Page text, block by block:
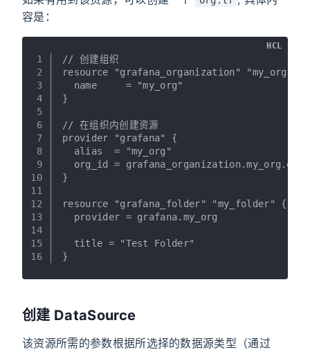
容是：
1
2
3
4
5
6
7
8
9
10
11
12
13
14
15
16
// 创建组织
resource "grafana_organization" "my_org" {
  name     = "my_org"
}
// 在组织内创建资源
provider "grafana" {
  alias  = "my_org"
org_id =
}
resource "grafana_folder" "my_folder" {
  provider = grafana.my_org
  title = "Test Folder"
}
HCL
创建 DataSource
该资源所需的参数根据所选择的数据源类型（通过